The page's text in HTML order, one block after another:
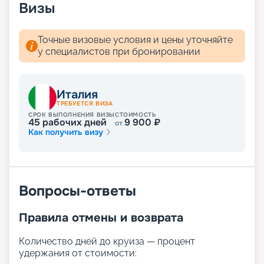
Визы
Точные визовые условия и цены уточняйте
у специалистов при бронировании
Италия
ТРЕБУЕТСЯ ВИЗА
СРОК ВЫПОЛНЕНИЯ ВИЗЫ
45 рабочих дней
СТОИМОСТЬ
от9 900 ₽
Как получить визу
Вопросы-ответы
Правила отмены и возврата
Количество дней до круиза — процент
удержания от стоимости: